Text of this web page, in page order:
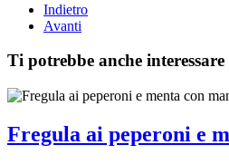
Indietro
Avanti
Ti potrebbe anche interessare
Fregula ai peperoni e